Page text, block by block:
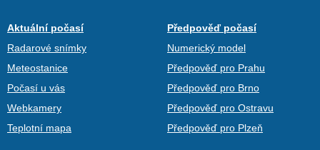
Aktuální počasí
Radarové snímky
Meteostanice
Počasí u vás
Webkamery
Teplotní mapa
Předpověď počasí
Numerický model
Předpověď pro Prahu
Předpověď pro Brno
Předpověď pro Ostravu
Předpověď pro Plzeň